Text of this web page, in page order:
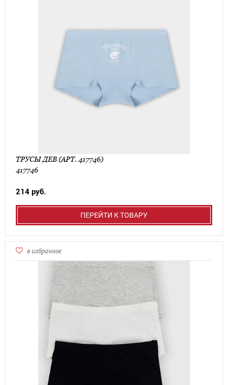
ТРУСЫ ДЕВ (АРТ. 417746)
417746
214 руб.
ПЕРЕЙТИ К ТОВАРУ
в избранное